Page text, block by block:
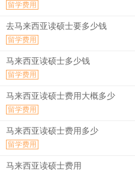
留学费用
去马来西亚读硕士要多少钱
留学费用
马来西亚读硕士多少钱
留学费用
马来西亚读硕士费用大概多少
留学费用
马来西亚读硕士费用多少
留学费用
马来西亚读硕士费用